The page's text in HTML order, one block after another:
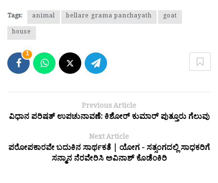
Tags: animal bellare grama panchayath
goat
house
1
Previous Article
ವಿಧಾನ ಪರಿಷತ್ ಉಪಚುನಾವಣೆ: ಕಿಶೋರ್ ಕುಮಾರ್ ಪುತ್ತೂರು ಗೆಲುವು
Next Article
ಪರೋಪಕಾರವೇ ಬದುಕಿನ ಸಾರ್ಥಕತೆ | ಯೋಗ - ಸತ್ಸಂಗದಲ್ಲಿ ಸಾಧಕರಿಗೆ
ಸನ್ಮಾನ ನೆರವೇರಿಸಿ ಅವಿನಾಶ್ ಕೊಡೆಂಕಿರಿ